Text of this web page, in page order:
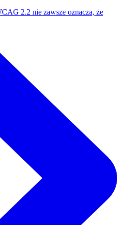
2.2 nie zawsze oznacza, że